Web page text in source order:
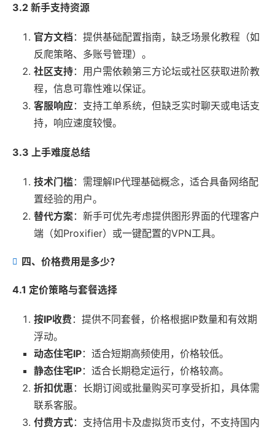
3.2 新手支持资源
官方文档 ：提供基础配置指南，缺乏场景化教程（如
反爬策略、多账号管理）。
社区支持：用户需依赖第三方论坛或社区获取进阶教
程，信息可靠性难以保证。
客服响应：支持工单系统，但缺乏实时聊天或电话支
持，响应速度较慢。
3.3 上手难度总结
技术门槛：需理解IP代理基础概念，适合具备网络配
置经验的用户。
替代方案：新手可优先考虑提供图形界面的代理客户
端（如Proxifier）或一键配置的VPN工具。
四、价格费用是多少？
4.1 定价策略与套餐选择
按IP收费 ：提供不同套餐，价格根据IP数量和有效期
浮动。
动态住宅IP：适合短期高频使用，价格较低。
静态住宅IP：适合长期稳定运行，价格较高。
折扣优惠 ：长期订阅或批量购买可享受折扣，具体需
联系客服。
付费方式：支持信用卡及虚拟货币支付，不支持国内